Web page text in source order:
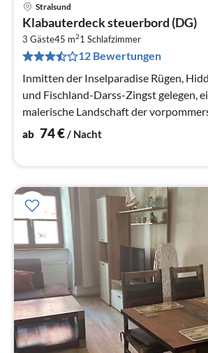
Stralsund
Klabauterdeck steuerbord (DG)
3 Gäste45 m21 Schlafzimmer
12 Bewertungen
Inmitten der Inselparadise Rügen,
und Fischland-Darss-Zingst gelegen,
malerische Landschaft der
Boddenküste liegt die Hansestadt...
ab 74€/ Nacht